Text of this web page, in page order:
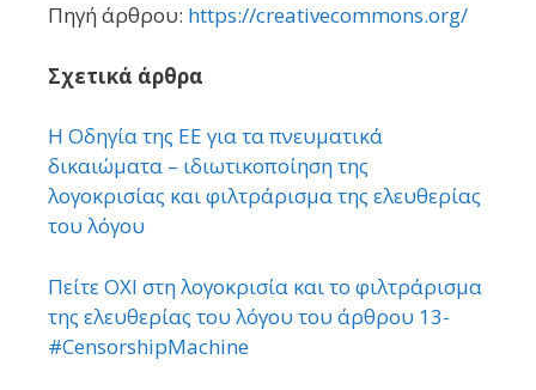
Πηγή άρθρου: https://creativecommons.org/
Σχετικά άρθρα
Η Οδηγία της EΕ για τα πνευματικά
δικαιώματα – ιδιωτικοποίηση της
λογοκρισίας και φιλτράρισμα της ελευθερίας
του λόγου
Πείτε ΟΧΙ στη λογοκρισία και το φιλτράρισμα
της ελευθερίας του λόγου του άρθρου 13-
#CensorshipMachine